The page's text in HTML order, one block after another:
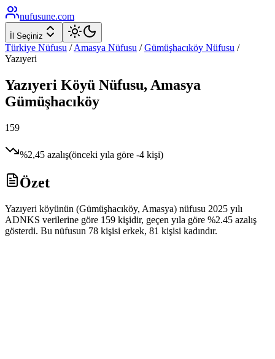
nufusune.com
İl Seçiniz
Türkiye Nüfusu / Amasya Nüfusu / Gümüşhacıköy Nüfusu /
Yazıyeri
Yazıyeri Köyü Nüfusu, Amasya
Gümüşhacıköy
159
%2,45 azalış(önceki yıla göre -4 kişi)
Özet
Yazıyeri köyünün (Gümüşhacıköy, Amasya) nüfusu 2025 yılı
ADNKS verilerine göre 159 kişidir, geçen yıla göre %2.45 azalış
gösterdi. Bu nüfusun 78 kişisi erkek, 81 kişisi kadındır.